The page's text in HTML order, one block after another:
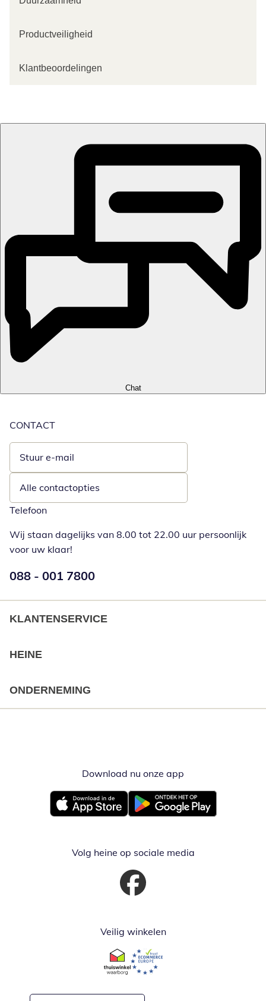
Productveiligheid
Klantbeoordelingen
Chat
CONTACT
Stuur e-mail
Opent e-mailclient
Alle contactopties
Telefoon
Wij staan dagelijks van 8.00 tot 22.00 uur persoonlijk
voor uw klaar!
Telefoonnummer:
088 - 001 7800
KLANTENSERVICE
HEINE
ONDERNEMING
Download nu onze app
Opent in nieuw vensterOpent in nieuw venster
Volg heine op sociale media
Opent in nieuw venster
Veilig winkelen
Opent in nieuw venster
Opent in nieuw venster